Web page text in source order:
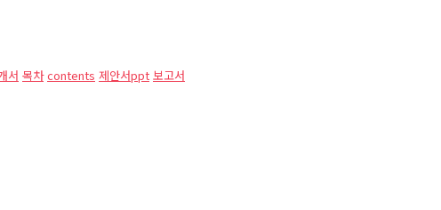
서 목차 contents 제안서ppt 보고서